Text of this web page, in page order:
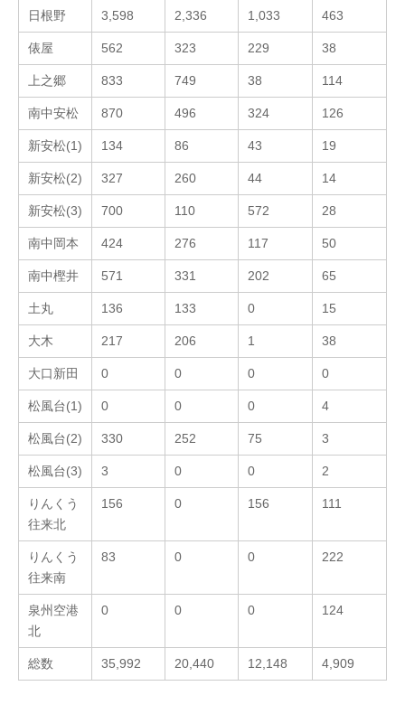
日根野 3,598 2,336 1,033 463
俵屋 562 323 229 38
上之郷 833 749 38 114
南中安松 870 496 324 126
新安松(1) 134 86 43 19
新安松(2) 327 260 44 14
新安松(3) 700 110 572 28
南中岡本 424 276 117 50
南中樫井 571 331 202 65
土丸 136 133 0 15
大木 217 206 1 38
大口新田 0 0 0 0
松風台(1) 0 0 0 4
松風台(2) 330 252 75 3
松風台(3) 3 0 0 2
りんくう
往来北
156 0 156 111
りんくう
往来南
83 0 0 222
泉州空港
北
0 0 0 124
総数 35,992 20,440 12,148 4,909